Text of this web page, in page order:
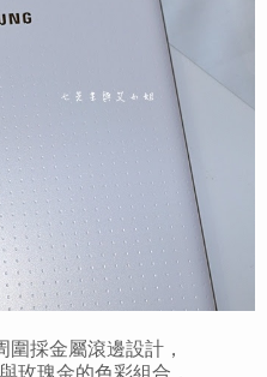
圍採金屬滾邊設計，